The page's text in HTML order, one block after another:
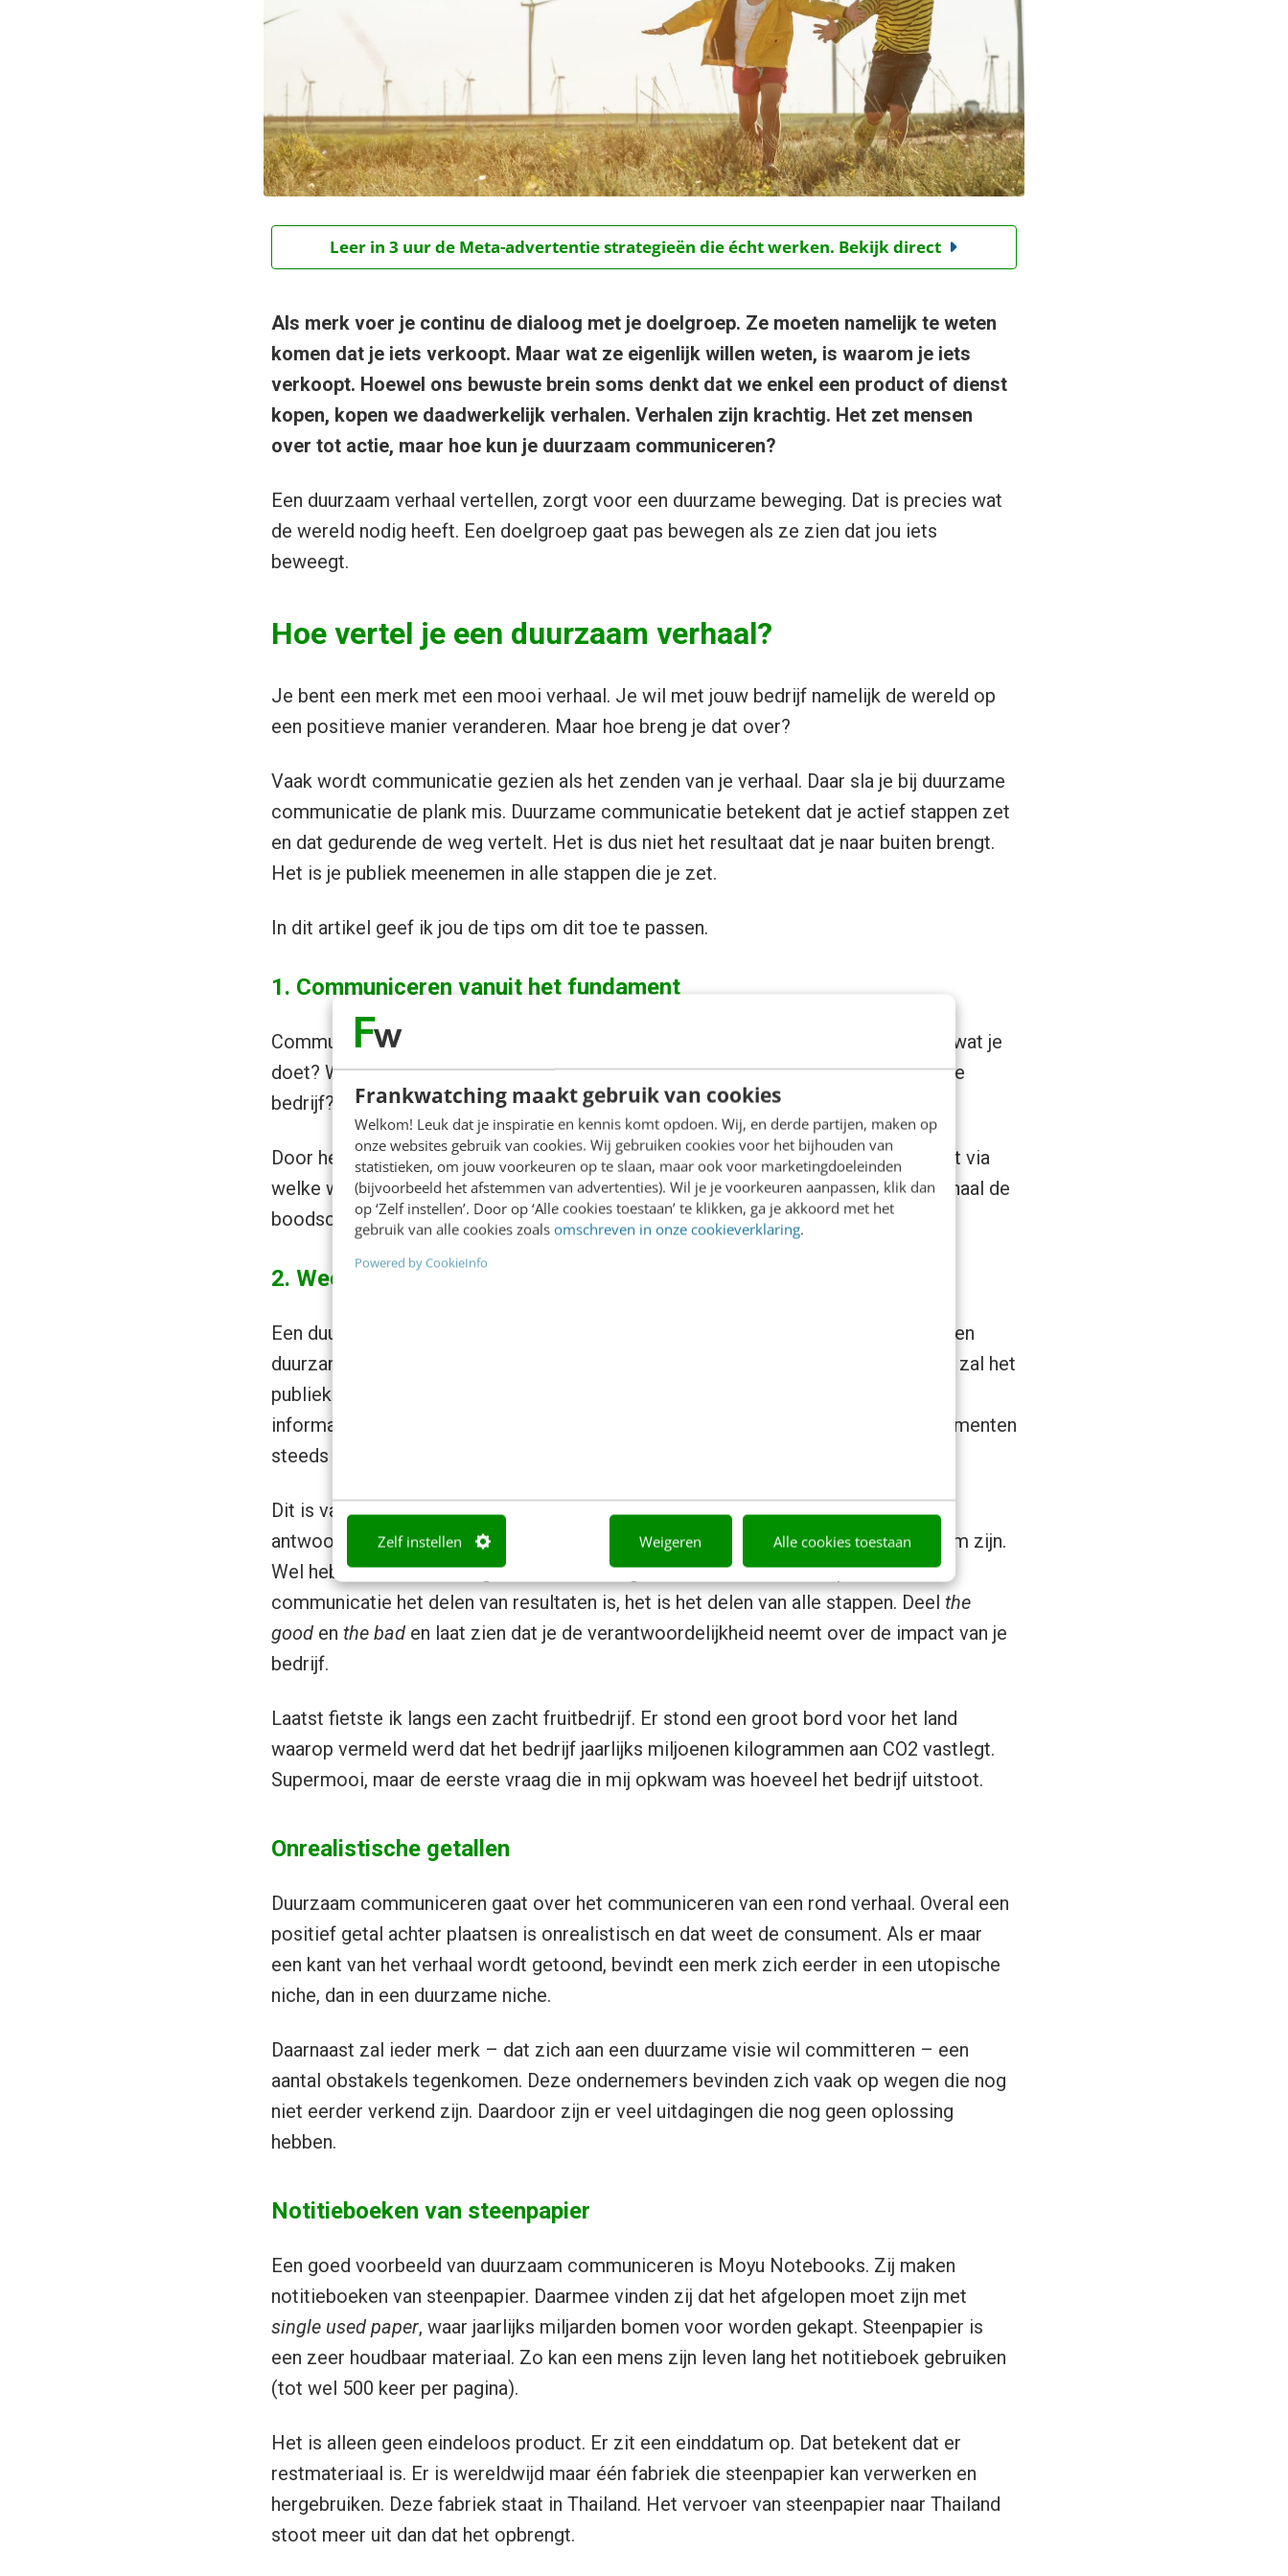
Frankwatching maakt gebruik van cookies
Welkom! Leuk dat je inspiratie en kennis komt opdoen. Wij, en derde partijen, maken op
onze websites gebruik van cookies. Wij gebruiken cookies voor het bijhouden van
statistieken, om jouw voorkeuren op te slaan, maar ook voor marketingdoeleinden
(bijvoorbeeld het afstemmen van advertenties). Wil je je voorkeuren aanpassen, klik dan
op ‘Zelf instellen’. Door op ‘Alle cookies toestaan’ te klikken, ga je akkoord met het
gebruik van alle cookies zoals omschreven in onze cookieverklaring.
Powered by CookieInfo
Zelf instellen Weigeren Alle cookies toestaan
Leer in 3 uur de Meta-advertentie strategieën die écht werken. Bekijk direct
Als merk voer je continu de dialoog met je doelgroep. Ze moeten namelijk te weten
komen dat je iets verkoopt. Maar wat ze eigenlijk willen weten, is waarom je iets
verkoopt. Hoewel ons bewuste brein soms denkt dat we enkel een product of dienst
kopen, kopen we daadwerkelijk verhalen. Verhalen zijn krachtig. Het zet mensen
over tot actie, maar hoe kun je duurzaam communiceren?
Een duurzaam verhaal vertellen, zorgt voor een duurzame beweging. Dat is precies wat
de wereld nodig heeft. Een doelgroep gaat pas bewegen als ze zien dat jou iets
beweegt.
Hoe vertel je een duurzaam verhaal?
Je bent een merk met een mooi verhaal. Je wil met jouw bedrijf namelijk de wereld op
een positieve manier veranderen. Maar hoe breng je dat over?
Vaak wordt communicatie gezien als het zenden van je verhaal. Daar sla je bij duurzame
communicatie de plank mis. Duurzame communicatie betekent dat je actief stappen zet
en dat gedurende de weg vertelt. Het is dus niet het resultaat dat je naar buiten brengt.
Het is je publiek meenemen in alle stappen die je zet.
In dit artikel geef ik jou de tips om dit toe te passen.
1. Communiceren vanuit het fundament
Communiceren als duurzaam bedrijf, begint bij je visie en missie. Waarom doe je, wat je
doet? Wat is jouw visie op een mooiere wereld? Waar wil jij je voor inzetten met je
bedrijf? Zo bloeit je product uit tot een verhaal.
Door het fundament aan de basis te zetten van je communicatie, maakt het niet uit via
welke weg je communiceert. Of nu de CEO, de werknemer of een sociaalmediakanaal de
boodschap overdraagt: jouw merk wordt hierin herkent.
2. Wees transparant
Een duurzaam merk is open en eerlijk. Op het moment dat een bedrijf kiest voor een
duurzame bedrijfsvoering, tekent zij direct voor transparantie. Als dit niet gebeurt zal het
publiek al snel wantrouwend zijn.
informatiezoeker. Met de opkomst van greenwash-bedrijven, worden deze consumenten
steeds kritischer.
Dit is vaak eng voor bedrijven. Want als een bedrijf begint, hebben ze nog niet alle
antwoorden. Ze zijn bang om open te zijn over elementen die nu nog niet duurzaam zijn.
Wel heb ik het aan het begin van dit artikel gehad over de misconceptie dat
communicatie het delen van resultaten is, het is het delen van alle stappen. Deel the
gooden the baden laat zien dat je de verantwoordelijkheid neemt over de impact van je
bedrijf.
Laatst fietste ik langs een zacht fruitbedrijf. Er stond een groot bord voor het land
waarop vermeld werd dat het bedrijf jaarlijks miljoenen kilogrammen aan CO2 vastlegt.
Supermooi, maar de eerste vraag die in mij opkwam was hoeveel het bedrijf uitstoot.
Onrealistische getallen
Duurzaam communiceren gaat over het communiceren van een rond verhaal. Overal een
positief getal achter plaatsen is onrealistisch en dat weet de consument. Als er maar
een kant van het verhaal wordt getoond, bevindt een merk zich eerder in een utopische
niche, dan in een duurzame niche.
Daarnaast zal ieder merk – dat zich aan een duurzame visie wil committeren – een
aantal obstakels tegenkomen. Deze ondernemers bevinden zich vaak op wegen die nog
niet eerder verkend zijn. Daardoor zijn er veel uitdagingen die nog geen oplossing
hebben.
Notitieboeken van steenpapier
Een goed voorbeeld van duurzaam communiceren is Moyu Notebooks. Zij maken
notitieboeken van steenpapier. Daarmee vinden zij dat het afgelopen moet zijn met
single used paper, waar jaarlijks miljarden bomen voor worden gekapt. Steenpapier is
een zeer houdbaar materiaal. Zo kan een mens zijn leven lang het notitieboek gebruiken
(tot wel 500 keer per pagina).
Het is alleen geen eindeloos product. Er zit een einddatum op. Dat betekent dat er
restmateriaal is. Er is wereldwijd maar één fabriek die steenpapier kan verwerken en
hergebruiken. Deze fabriek staat in Thailand. Het vervoer van steenpapier naar Thailand
stoot meer uit dan dat het opbrengt.